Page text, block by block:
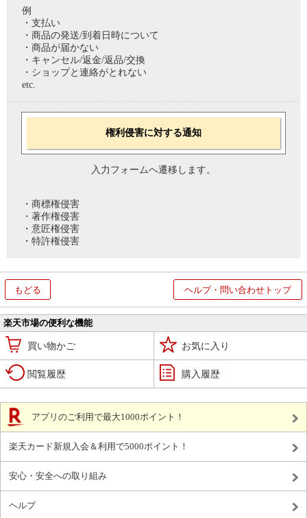
例
・支払い
・商品の発送/到着日時について
・商品が届かない
・キャンセル/返金/返品/交換
・ショップと連絡がとれない
etc.
権利侵害に対する通知
入力フォームへ遷移します。
・商標権侵害
・著作権侵害
・意匠権侵害
・特許権侵害
もどる ヘルプ・問い合わせトップ
楽天市場の便利な機能
買い物かご お気に入り
閲覧履歴 購入履歴
アプリのご利用で最大1000ポイント！
楽天カード新規入会＆利用で5000ポイント！
安心・安全への取り組み
ヘルプ